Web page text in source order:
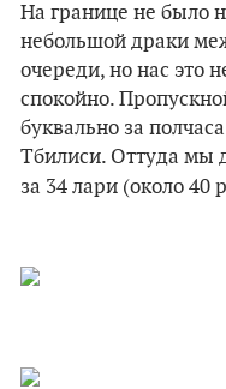
На границе не было
небольшой драки
очереди, но нас это
спокойно.
буквально за
Тбилиси. Оттуда мы
за 34 лари (около 40